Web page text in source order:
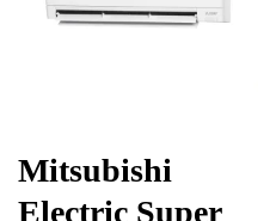
Mitsubishi
Electric Super